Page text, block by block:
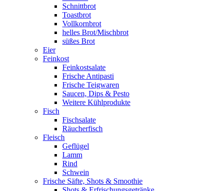
Schnittbrot
Toastbrot
Vollkornbrot
helles Brot/Mischbrot
süßes Brot
Eier
Feinkost
Feinkostsalate
Frische Antipasti
Frische Teigwaren
Saucen, Dips & Pesto
Weitere Kühlprodukte
Fisch
Fischsalate
Räucherfisch
Fleisch
Geflügel
Lamm
Rind
Schwein
Frische Säfte, Shots & Smoothie